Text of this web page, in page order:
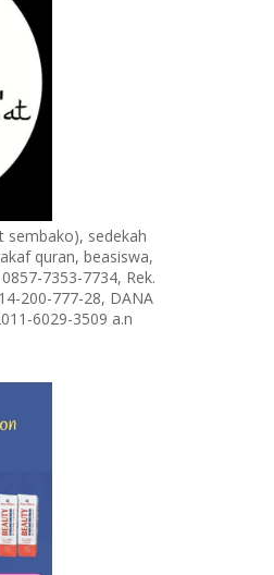
sembako), sedekah
quran, beasiswa,
7353-7734, Rek.
200-777-28, DANA
6029-3509 a.n